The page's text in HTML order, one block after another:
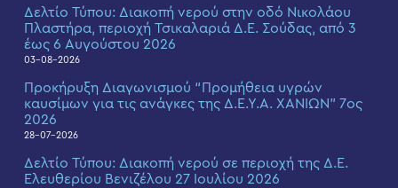
Δελτίο Τύπου: Διακοπή νερού στην οδό Νικολάου
Πλαστήρα, περιοχή Τσικαλαριά Δ.Ε. Σούδας, από 3
έως 6 Αυγούστου 2026
03-08-2026
Προκήρυξη Διαγωνισμού “Προμήθεια υγρών
καυσίμων για τις ανάγκες της Δ.Ε.Υ.Α. ΧΑΝΙΩΝ” 7ος
2026
28-07-2026
Δελτίο Τύπου: Διακοπή νερού σε περιοχή της Δ.Ε.
Ελευθερίου Βενιζέλου 27 Ιουλίου 2026